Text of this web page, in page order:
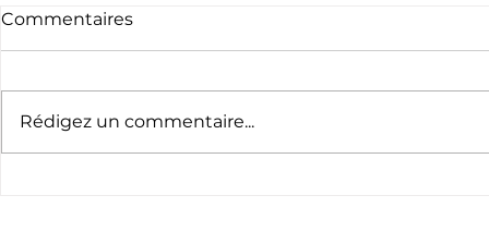
Commentaires
Rédigez un commentaire...